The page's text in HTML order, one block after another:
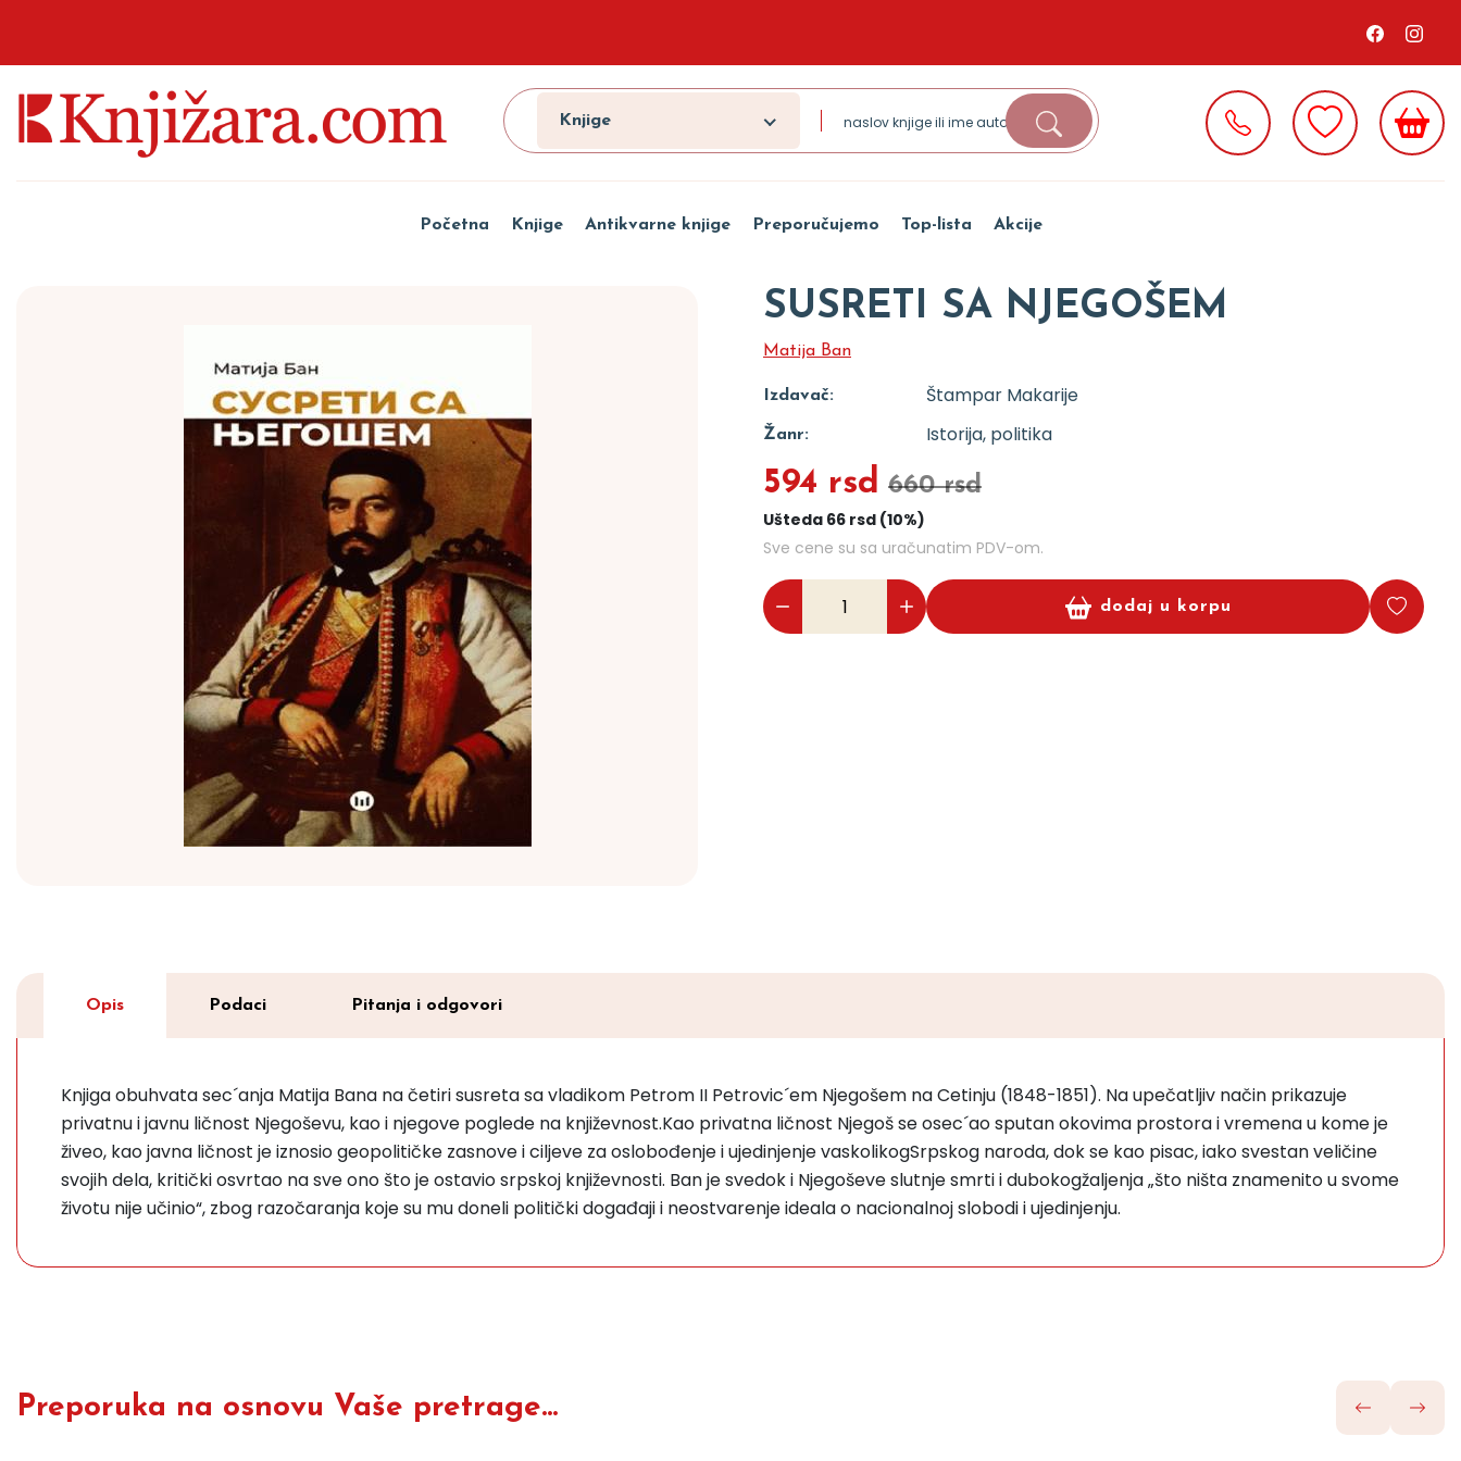
Knjige
Početna Knjige Antikvarne knjige Preporučujemo Top-lista Akcije
SUSRETI SA NJEGOŠEM
Matija Ban
Izdavač: Štampar Makarije
Žanr: Istorija, politika
594 rsd 660 rsd
Ušteda 66 rsd (10%)
Sve cene su sa uračunatim PDV-om.
dodaj u korpu
Opis Podaci Pitanja i odgovori
Knjiga obuhvata sec´anja Matija Bana na četiri susreta sa vladikom Petrom II Petrovic´em Njegošem na Cetinju (1848-1851). Na upečatljiv način prikazuje
privatnu i javnu ličnost Njegoševu, kao i njegove poglede na književnost.Kao privatna ličnost Njegoš se osec´ao sputan okovima prostora i vremena u kome je
živeo, kao javna ličnost je iznosio geopolitičke zasnove i ciljeve za oslobođenje i ujedinjenje vaskolikogSrpskog naroda, dok se kao pisac, iako svestan veličine
svojih dela, kritički osvrtao na sve ono što je ostavio srpskoj književnosti. Ban je svedok i Njegoševe slutnje smrti i dubokogžaljenja „što ništa znamenito u svome
životu nije učinio“, zbog razočaranja koje su mu doneli politički događaji i neostvarenje ideala o nacionalnoj slobodi i ujedinjenju.
Preporuka na osnovu Vaše pretrage...